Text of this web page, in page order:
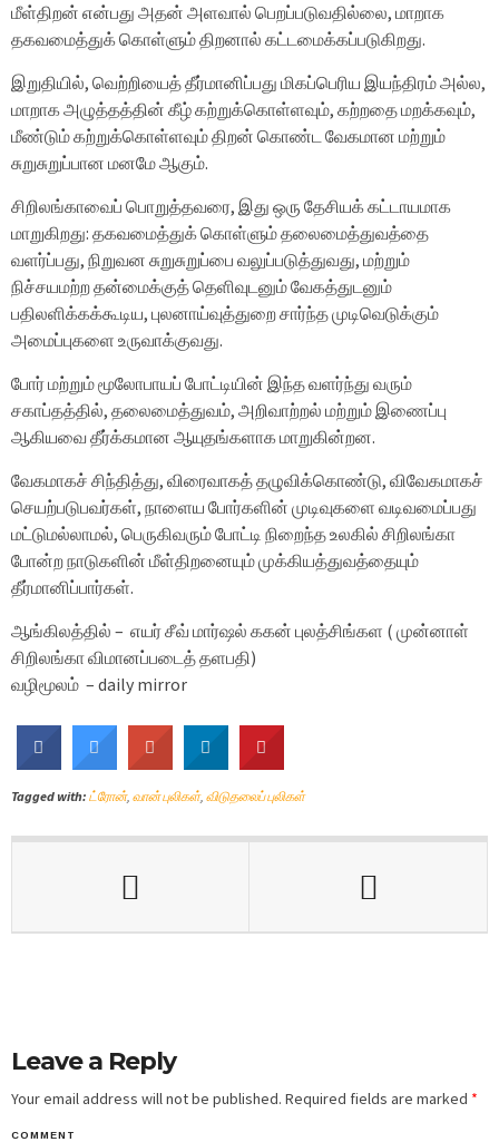
மீள்திறன் என்பது அதன் அளவால் பெறப்படுவதில்லை, மாறாக
தகவமைத்துக் கொள்ளும் திறனால் கட்டமைக்கப்படுகிறது.
இறுதியில், வெற்றியைத் தீர்மானிப்பது மிகப்பெரிய இயந்திரம் அல்ல,
மாறாக அழுத்தத்தின் கீழ் கற்றுக்கொள்ளவும், கற்றதை மறக்கவும்,
மீண்டும் கற்றுக்கொள்ளவும் திறன் கொண்ட வேகமான மற்றும்
சுறுசுறுப்பான மனமே ஆகும்.
சிறிலங்காவைப் பொறுத்தவரை, இது ஒரு தேசியக் கட்டாயமாக
மாறுகிறது: தகவமைத்துக் கொள்ளும் தலைமைத்துவத்தை
வளர்ப்பது, நிறுவன சுறுசுறுப்பை வலுப்படுத்துவது, மற்றும்
நிச்சயமற்ற தன்மைக்குத் தெளிவுடனும் வேகத்துடனும்
பதிலளிக்கக்கூடிய, புலனாய்வுத்துறை சார்ந்த முடிவெடுக்கும்
அமைப்புகளை உருவாக்குவது.
போர் மற்றும் மூலோபாயப் போட்டியின் இந்த வளர்ந்து வரும்
சகாப்தத்தில், தலைமைத்துவம், அறிவாற்றல் மற்றும் இணைப்பு
ஆகியவை தீர்க்கமான ஆயுதங்களாக மாறுகின்றன.
வேகமாகச் சிந்தித்து, விரைவாகத் தழுவிக்கொண்டு, விவேகமாகச்
செயற்படுபவர்கள், நாளைய போர்களின் முடிவுகளை வடிவமைப்பது
மட்டுமல்லாமல், பெருகிவரும் போட்டி நிறைந்த உலகில் சிறிலங்கா
போன்ற நாடுகளின் மீள்திறனையும் முக்கியத்துவத்தையும்
தீர்மானிப்பார்கள்.
ஆங்கிலத்தில் – எயர் சீவ் மார்ஷல் ககன் புலத்சிங்கள ( முன்னாள்
சிறிலங்கா விமானப்படைத் தளபதி)
வழிமூலம் – daily mirror
Tagged with: ட்ரோன், வான் புலிகள், விடுதலைப் புலிகள்
Leave a Reply
Your email address will not be published. Required fields are marked *
COMMENT